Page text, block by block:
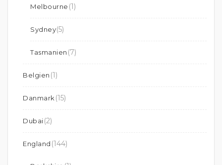
Melbourne (1)
Sydney(5)
Tasmanien (7)
Belgien (1)
Danmark (15)
Dubai(2)
England (144)